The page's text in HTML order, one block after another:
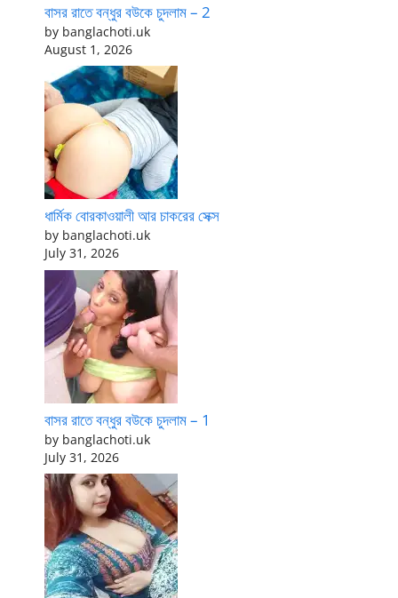
বাসর রাতে বন্ধুর বউকে চুদলাম – 2
by banglachoti.uk
August 1, 2026
ধার্মিক বোরকাওয়ালী আর চাকরের সেক্স
by banglachoti.uk
July 31, 2026
বাসর রাতে বন্ধুর বউকে চুদলাম – 1
by banglachoti.uk
July 31, 2026